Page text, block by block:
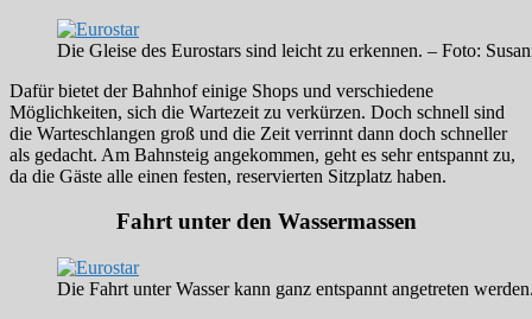
Die Gleise des Eurostars sind leicht zu erkennen. – Foto:
Dafür bietet der Bahnhof einige Shops und verschiedene
Möglichkeiten, sich die Wartezeit zu verkürzen. Doch schnell sind
die Warteschlangen groß und die Zeit verrinnt dann doch schneller
als gedacht. Am Bahnsteig angekommen, geht es sehr entspannt zu,
da die Gäste alle einen festen, reservierten Sitzplatz haben.
Fahrt unter den Wassermassen
Die Fahrt unter Wasser kann ganz entspannt angetreten